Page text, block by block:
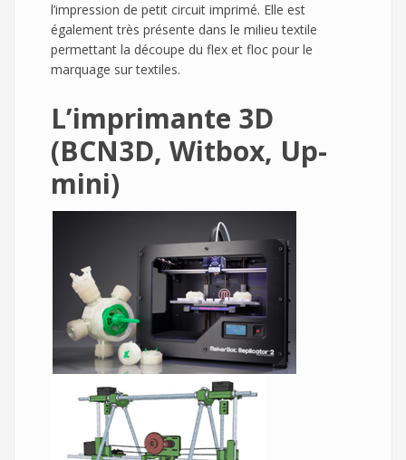
l’impression de petit circuit imprimé. Elle est
également très présente dans le milieu textile
permettant la découpe du flex et floc pour le
marquage sur textiles.
L’imprimante 3D
(BCN3D, Witbox, Up-
mini)